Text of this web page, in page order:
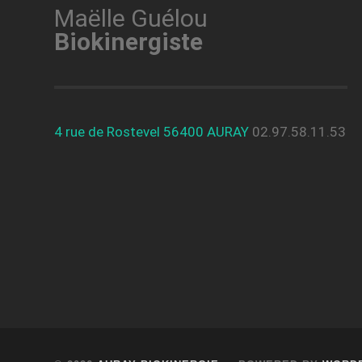
Maëlle Guélou
Biokinergiste
4 rue de Rostevel 56400 AURAY 02.97.58.11.53